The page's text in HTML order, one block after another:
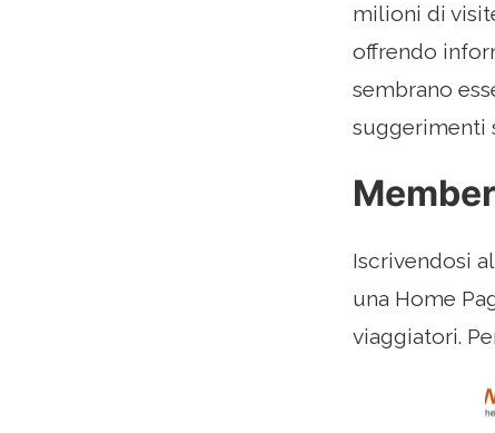
milioni di
offrendo
sembrano
suggerimenti
Iscrivendosi
una Home
viaggiatori.